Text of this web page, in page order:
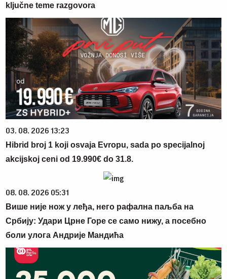
ključne teme razgovora
03. 08. 2026 13:23
Hibrid broj 1 koji osvaja Evropu, sada po specijalnoj
akcijskoj ceni od 19.990€ do 31.8.
08. 08. 2026 05:31
Више није нож у леђа, него рафална паљба на
Србију: Удари Црне Горе се само нижу, а посебно
боли улога Андрије Мандића